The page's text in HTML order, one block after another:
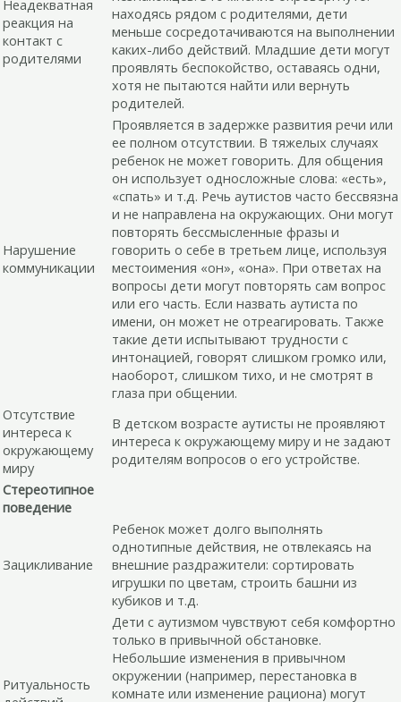
Неадекватная
реакция на
контакт с
родителями
находясь рядом с родителями, дети
меньше сосредотачиваются на выполнении
каких-либо действий. Младшие дети могут
проявлять беспокойство, оставаясь одни,
хотя не пытаются найти или вернуть
родителей.
Нарушение
коммуникации
Проявляется в задержке развития речи или
ее полном отсутствии. В тяжелых случаях
ребенок не может говорить. Для общения
он использует односложные слова: «есть»,
«спать» и т.д. Речь аутистов часто бессвязна
и не направлена на окружающих. Они могут
повторять бессмысленные фразы и
говорить о себе в третьем лице, используя
местоимения «он», «она». При ответах на
вопросы дети могут повторять сам вопрос
или его часть. Если назвать аутиста по
имени, он может не отреагировать. Также
такие дети испытывают трудности с
интонацией, говорят слишком громко или,
наоборот, слишком тихо, и не смотрят в
глаза при общении.
Отсутствие
интереса к
окружающему
миру
В детском возрасте аутисты не проявляют
интереса к окружающему миру и не задают
родителям вопросов о его устройстве.
Стереотипное
поведение
Зацикливание
Ребенок может долго выполнять
однотипные действия, не отвлекаясь на
внешние раздражители: сортировать
игрушки по цветам, строить башни из
кубиков и т.д.
Ритуальность
Дети с аутизмом чувствуют себя комфортно
только в привычной обстановке.
Небольшие изменения в привычном
окружении (например, перестановка в
комнате или изменение рациона) могут